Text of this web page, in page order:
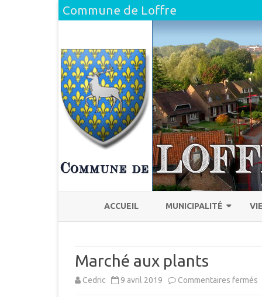
Commune de Loffre
ACCUEIL MUNICIPALITÉ
COMPTE RENDU DU CONSEIL
Marché aux plants
Cedric 9 avril 2019 Commentaires fermés